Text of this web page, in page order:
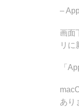
–
画面
リに
「
あり